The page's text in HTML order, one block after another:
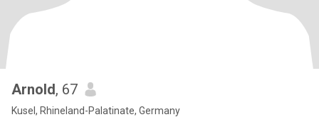
Arnold, 67
Kusel, Rhineland-Palatinate, Germany